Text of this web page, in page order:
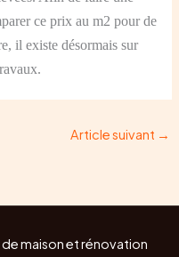
ce prix au m2 pour de
il existe désormais sur
Article suivant →
maison et rénovation